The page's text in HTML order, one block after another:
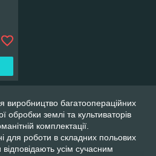
виробництво багатоопераційних
обробки землі та культиваторів
комплектації.
для роботи в складних польових
усім сучасним